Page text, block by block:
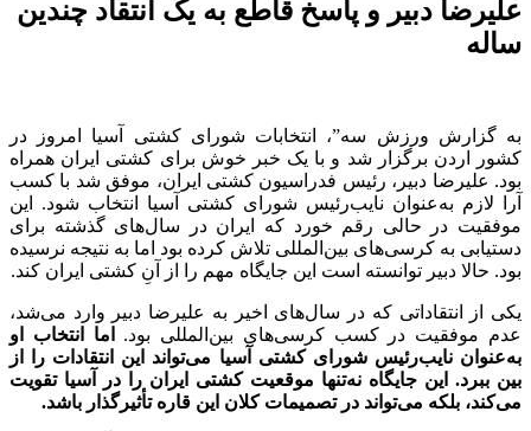
علیرضا دبیر و پاسخ قاطع به یک انتقاد چندین
ساله
به گزارش ورزش سه”، انتخابات شورای کشتی آسیا امروز در
کشور اردن برگزار شد و با یک خبر خوش برای کشتی ایران همراه
بود. علیرضا دبیر، رئیس فدراسیون کشتی ایران، موفق شد با کسب
آرا لازم به‌عنوان نایب‌رئیس شورای کشتی آسیا انتخاب شود. این
موفقیت در حالی رقم خورد که ایران در سال‌های گذشته برای
دستیابی به کرسی‌های بین‌المللی تلاش کرده بود اما به نتیجه نرسیده
بود. حالا دبیر توانسته است این جایگاه مهم را از آنِ کشتی ایران کند.
یکی از انتقاداتی که در سال‌های اخیر به علیرضا دبیر وارد می‌شد،
عدم موفقیت در کسب کرسی‌های بین‌المللی بود.
اما انتخاب او
به‌عنوان نایب‌رئیس شورای کشتی آسیا می‌تواند این انتقادات را از
بین ببرد. این جایگاه نه‌تنها موقعیت کشتی ایران را در آسیا تقویت
می‌کند، بلکه می‌تواند در تصمیمات کلان این قاره تأثیرگذار باشد.